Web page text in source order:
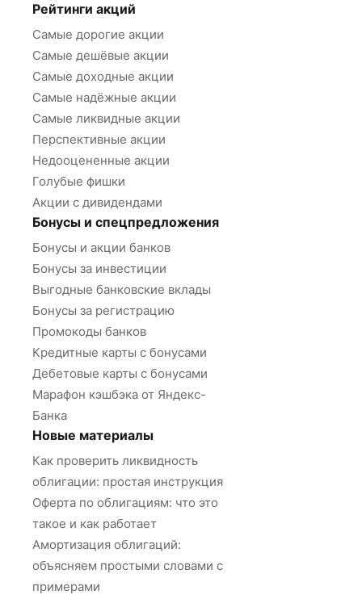
Рейтинги акций
Самые дорогие акции
Самые дешёвые акции
Самые доходные акции
Самые надёжные акции
Самые ликвидные акции
Перспективные акции
Недооцененные акции
Голубые фишки
Акции с дивидендами
Бонусы и спецпредложения
Бонусы и акции банков
Бонусы за инвестиции
Выгодные банковские вклады
Бонусы за регистрацию
Промокоды банков
Кредитные карты с бонусами
Дебетовые карты с бонусами
Марафон кэшбэка от Яндекс-
Банка
Новые материалы
Как проверить ликвидность
облигации: простая инструкция
Оферта по облигациям: что это
такое и как работает
Амортизация облигаций:
объясняем простыми словами с
примерами